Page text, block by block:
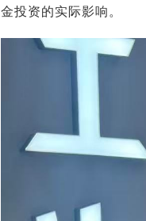
金投资的实际影响。